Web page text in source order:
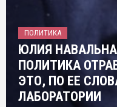
ПОЛИТИКА
ЮЛИЯ
ПОЛИТИКА
ЭТО, ПО ЕЕ
ЛАБОРАТОРИИ